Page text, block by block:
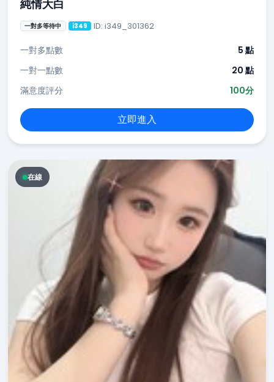
純情大白
一對多等待中 i349 ID: i349_301362
一對多點數
5 點
一對一點數
20 點
滿意度評分
100分
立即進入
在線